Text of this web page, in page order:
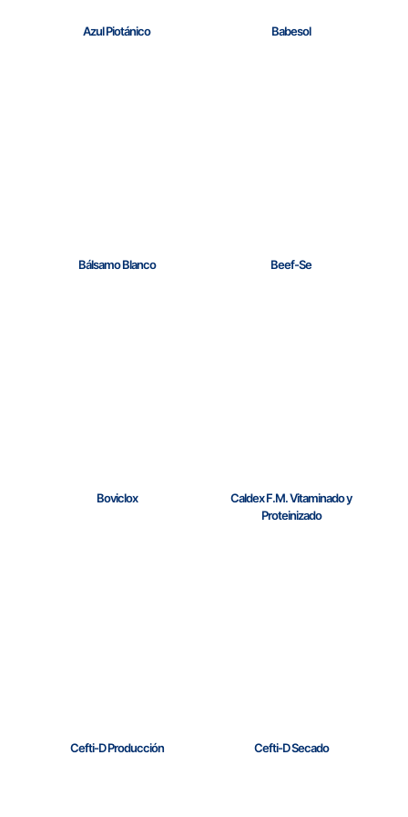
Azul Piotánico Babesol
Bálsamo Blanco Beef-Se
Boviclox
Caldex F.M. Vitaminado y
Proteinizado
Cefti-D Producción Cefti-D Secado